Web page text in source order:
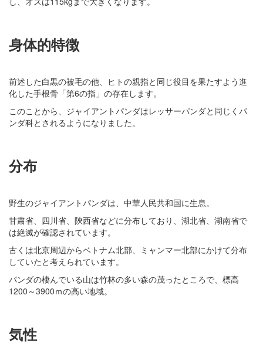
身体的特徴
前述した白黒の被毛の他、ヒトの親指と同じ役目を果たすよう進
化した手根骨「第6の指」の存在します。
このことから、ジャイアントパンダはレッサーパンダと同じくパ
ンダ科とされるようになりました。
分布
野生のジャイアントパンダは、中華人民共和国に生息。
甘粛省、四川省、陝西省などに分布しており、湖北省、湖南省で
は絶滅が確認されています。
古くは北京周辺からベトナム北部、ミャンマー北部にかけて分布
していたと考えられています。
パンダの棲んでいる山は竹林の多い森の茂ったところで、標高
1200～3900ｍの高い地域。
気性